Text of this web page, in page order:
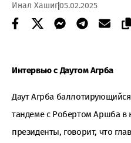
Инал Хашиг05.02.2025
Интервью с Даутом Агрба
Даут Агрба
тандеме с Робертом Аршба в
президенты, говорит, что